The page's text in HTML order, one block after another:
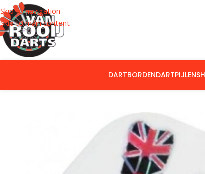
Skip to navigation
Skip to main content
DARTBORDENDARTPIJLEN